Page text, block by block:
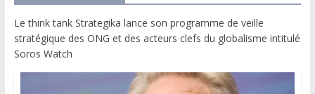
Le think tank Strategika lance son programme de veille
stratégique des ONG et des acteurs clefs du globalisme intitulé
Soros Watch